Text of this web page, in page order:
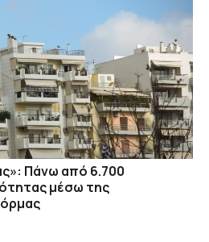
Πάνω από 6.700
μέσω της